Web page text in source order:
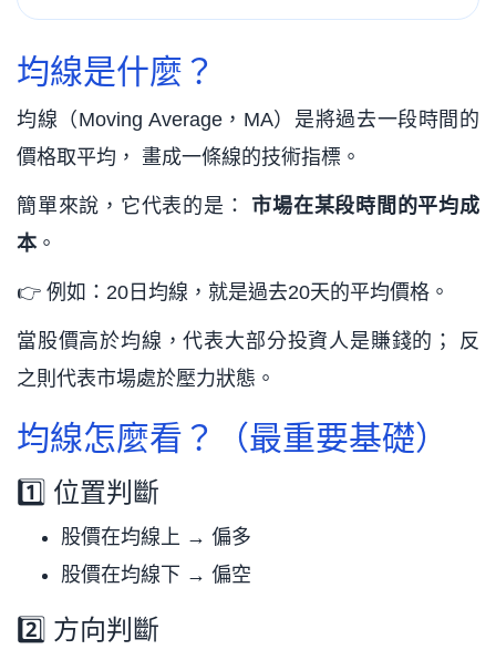
均線是什麼？
均線（Moving Average，MA）是將過去一段時間的
價格取平均， 畫成一條線的技術指標。
簡單來說，它代表的是： 市場在某段時間的平均成
本 。
👉 例如：20日均線，就是過去20天的平均價格。
當股價高於均線，代表大部分投資人是賺錢的； 反
之則代表市場處於壓力狀態。
均線怎麼看？（最重要基礎）
1️⃣ 位置判斷
股價在均線上 → 偏多
股價在均線下 → 偏空
2️⃣ 方向判斷